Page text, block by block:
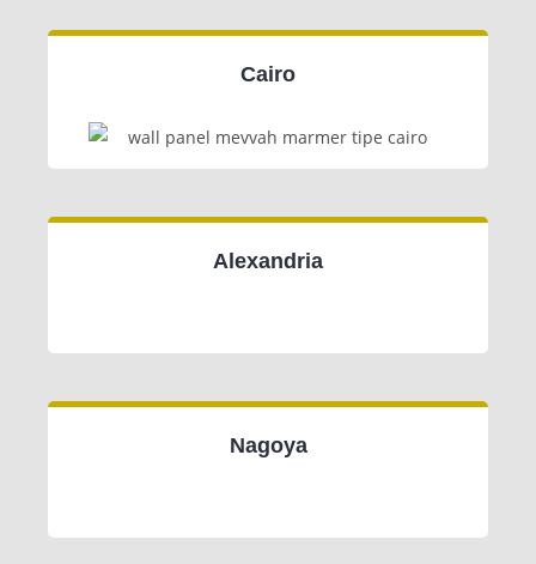
Cairo
Alexandria
Nagoya